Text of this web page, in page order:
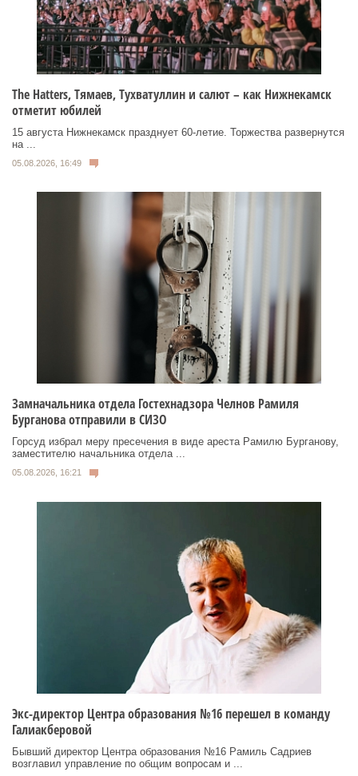
Тhe Нatters, Тямаев, Тухватуллин и салют – как Нижнекамск
отметит юбилей
15 августа Нижнекамск празднует 60‑летие. Торжества развернутся
на ...
05.08.2026, 16:49
Замначальника отдела Гостехнадзора Челнов Рамиля
Бурганова отправили в СИЗО
Горсуд избрал меру пресечения в виде ареста Рамилю Бурганову,
заместителю начальника отдела ...
05.08.2026, 16:21
Экс-директор Центра образования №16 перешел в команду
Галиакберовой
Бывший директор Центра образования №16 Рамиль Садриев
возглавил управление по общим вопросам и ...